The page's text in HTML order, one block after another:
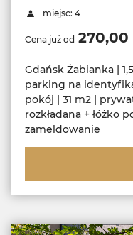
miejsc: 4
Cena już od 270,00
Gdańsk Żabianka |
parking na
pokój | 31 m2 |
rozkładana + łóżko
zameldowanie